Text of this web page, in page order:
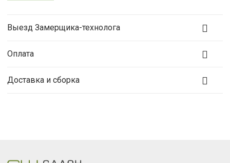
Выезд Замерщика-технолога
Оплата
Доставка и сборка